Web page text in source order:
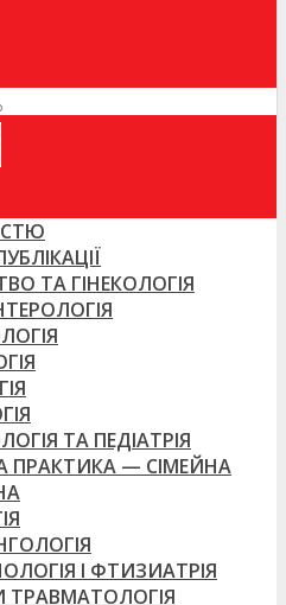
ТА ГІНЕКОЛОГІЯ
ТА ПЕДІАТРІЯ
ПРАКТИКА — СІМЕЙНА
І ФТИЗИАТРІЯ
ТРАВМАТОЛОГІЯ